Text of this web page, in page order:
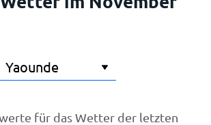
für das Wetter der letzten